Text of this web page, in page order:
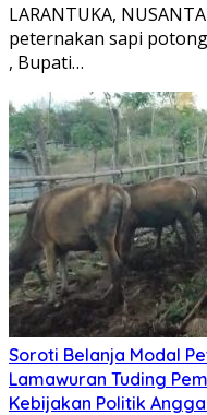
LARANTUKA,
peternakan sapi
, Bupati…
Soroti Belanja Modal
Lamawuran Tuding
Kebijakan Politik